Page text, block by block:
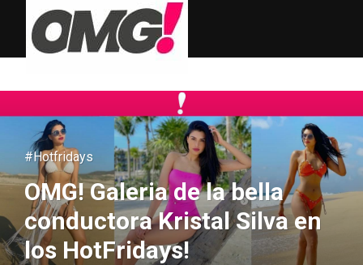
#Hotfridays
OMG! Galeria de la bella
conductora Kristal Silva en
los HotFridays!